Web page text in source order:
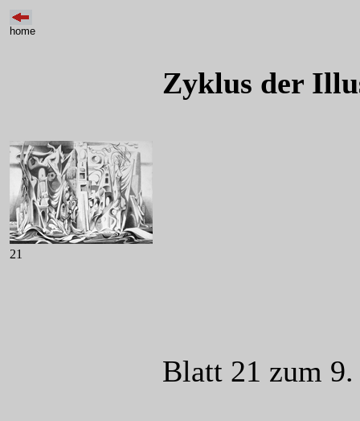
home
Zyklus der
21
Blatt 21 zum